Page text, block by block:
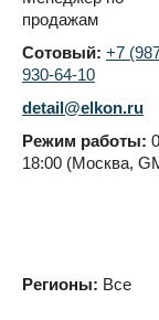
продажам
Сотовый: +7
930-64-10
detail@elkon.ru
Режим работы:
18:00 (Москва,
Регионы: Все